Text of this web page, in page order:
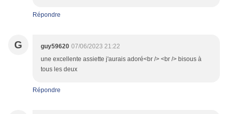
Répondre
G guy59620 07/06/2023 21:22
une excellente assiette j'aurais adoré<br /> <br /> bisous à
tous les deux
Répondre